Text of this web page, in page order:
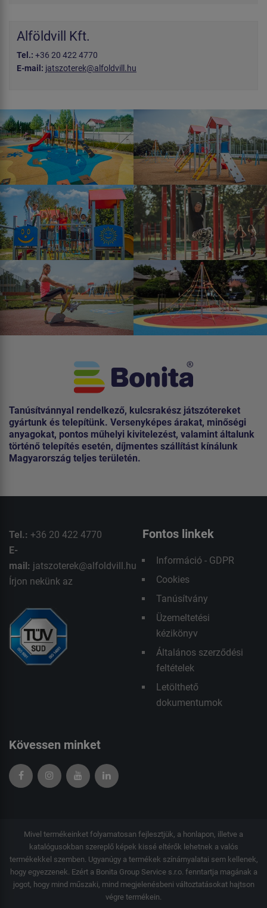
Alföldvill Kft.
Tel.: +36 20 422 4770
E-mail: jatszoterek@alfoldvill.hu
Tanúsítvánnyal rendelkező, kulcsrakész játszótereket
gyártunk és telepítünk. Versenyképes árakat, minőségi
anyagokat, pontos műhelyi kivitelezést, valamint általunk
történő telepítés esetén, díjmentes szállítást kínálunk
Magyarország teljes területén.
Tel.: +36 20 422 4770
E-
mail: jatszoterek@alfoldvill.hu
Írjon nekünk az
Fontos linkek
Információ - GDPR
Cookies
Tanúsítvány
Üzemeltetési
kézikönyv
Általános szerződési
feltételek
Letölthető
dokumentumok
Kövessen minket
Mivel termékeinket folyamatosan fejlesztjük, a honlapon, illetve a
katalógusokban szereplő képek kissé eltérők lehetnek a valós
termékekkel szemben. Ugyanúgy a termékek színárnyalatai sem kellenek,
hogy egyezzenek. Ezért a Bonita Group Service s.r.o. fenntartja magának a
jogot, hogy mind műszaki, mind megjelenésbeni változtatásokat hajtson
végre termékein.